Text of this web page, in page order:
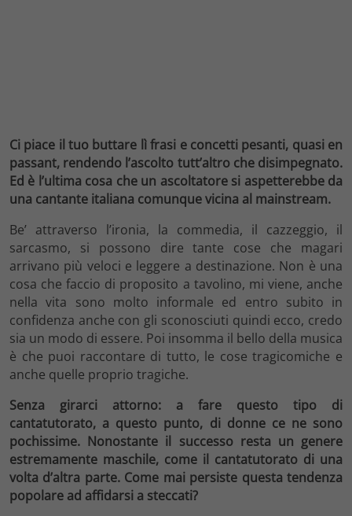
Ci piace il tuo buttare lì frasi e concetti pesanti, quasi en
passant, rendendo l’ascolto tutt’altro che disimpegnato.
Ed è l’ultima cosa che un ascoltatore si aspetterebbe da
una cantante italiana comunque vicina al mainstream.
Be’ attraverso l’ironia, la commedia, il cazzeggio, il
sarcasmo, si possono dire tante cose che magari
arrivano più veloci e leggere a destinazione. Non è una
cosa che faccio di proposito a tavolino, mi viene, anche
nella vita sono molto informale ed entro subito in
confidenza anche con gli sconosciuti quindi ecco, credo
sia un modo di essere. Poi insomma il bello della musica
è che puoi raccontare di tutto, le cose tragicomiche e
anche quelle proprio tragiche.
Senza girarci attorno: a fare questo tipo di
cantatutorato, a questo punto, di donne ce ne sono
pochissime. Nonostante il successo resta un genere
estremamente maschile, come il cantatutorato di una
volta d’altra parte. Come mai persiste questa tendenza
popolare ad affidarsi a steccati?